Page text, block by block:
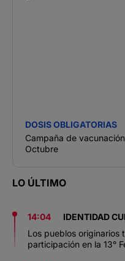
DOSIS OBLIGATORIAS
Campaña de
Octubre
LO ÚLTIMO
14:04
IDENTIDAD
Los pueblos originarios
participación en la 13°